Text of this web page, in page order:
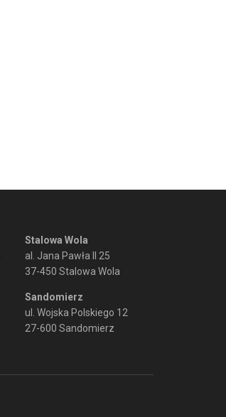
Stalowa Wola
al. Jana Pawła II 25
37-450 Stalowa Wola
Sandomierz
ul. Wojska Polskiego 12
27-600 Sandomierz